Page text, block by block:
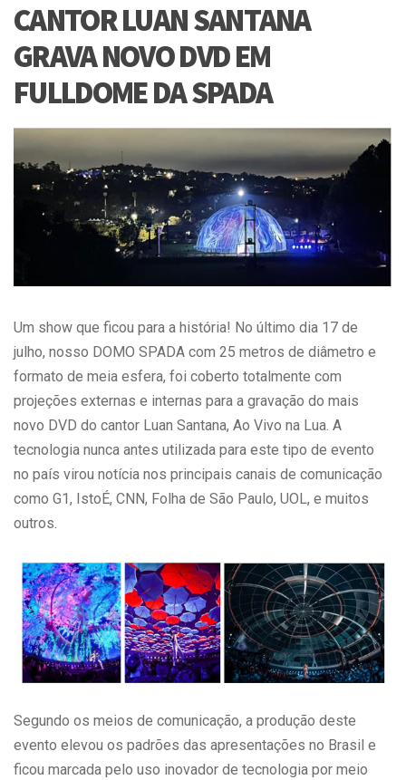
CANTOR LUAN SANTANA
GRAVA NOVO DVD EM
FULLDOME DA SPADA
Um show que ficou para a história! No último dia 17 de
julho, nosso DOMO SPADA com 25 metros de diâmetro e
formato de meia esfera, foi coberto totalmente com
projeções externas e internas para a gravação do mais
novo DVD do cantor Luan Santana, Ao Vivo na Lua. A
tecnologia nunca antes utilizada para este tipo de evento
no país virou notícia nos principais canais de comunicação
como G1, IstoÉ, CNN, Folha de São Paulo, UOL, e muitos
outros.
Segundo os meios de comunicação, a produção deste
evento elevou os padrões das apresentações no Brasil e
ficou marcada pelo uso inovador de tecnologia por meio